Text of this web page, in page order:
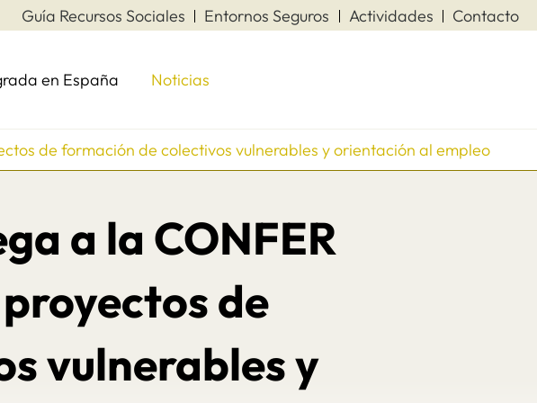
Guía Recursos Sociales Entornos Seguros Actividades Contacto
en España Noticias
de formación de colectivos vulnerables y orientación al empleo
a la CONFER
de
vulnerables y